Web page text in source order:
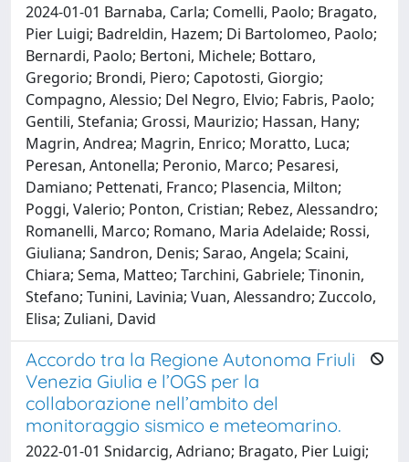
2024-01-01 Barnaba, Carla; Comelli, Paolo; Bragato,
Pier Luigi; Badreldin, Hazem; Di Bartolomeo, Paolo;
Bernardi, Paolo; Bertoni, Michele; Bottaro,
Gregorio; Brondi, Piero; Capotosti, Giorgio;
Compagno, Alessio; Del Negro, Elvio; Fabris, Paolo;
Gentili, Stefania; Grossi, Maurizio; Hassan, Hany;
Magrin, Andrea; Magrin, Enrico; Moratto, Luca;
Peresan, Antonella; Peronio, Marco; Pesaresi,
Damiano; Pettenati, Franco; Plasencia, Milton;
Poggi, Valerio; Ponton, Cristian; Rebez, Alessandro;
Romanelli, Marco; Romano, Maria Adelaide; Rossi,
Giuliana; Sandron, Denis; Sarao, Angela; Scaini,
Chiara; Sema, Matteo; Tarchini, Gabriele; Tinonin,
Stefano; Tunini, Lavinia; Vuan, Alessandro; Zuccolo,
Elisa; Zuliani, David
Accordo tra la Regione Autonoma Friuli
Venezia Giulia e l’OGS per la
collaborazione nell’ambito del
monitoraggio sismico e meteomarino.
2022-01-01 Snidarcig, Adriano; Bragato, Pier Luigi;